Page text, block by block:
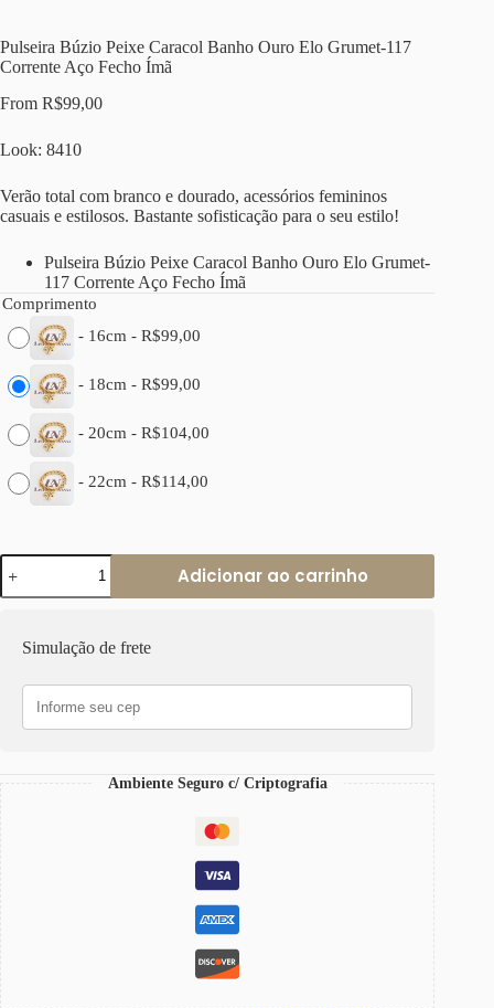
Pulseira Búzio Peixe Caracol Banho Ouro Elo Grumet-117
Corrente Aço Fecho Ímã
From R$99,00
Look: 8410
Verão total com branco e dourado, acessórios femininos
casuais e estilosos. Bastante sofisticação para o seu estilo!
Pulseira Búzio Peixe Caracol Banho Ouro Elo Grumet-
117 Corrente Aço Fecho Ímã
Comprimento
- 16cm - R$99,00
- 18cm - R$99,00
- 20cm - R$104,00
- 22cm - R$114,00
Pulseira
Búzio
Peixe
Ouro
Grumet-
Corrente
Adicionar ao carrinho
Simulação de frete
Ambiente Seguro c/ Criptografia